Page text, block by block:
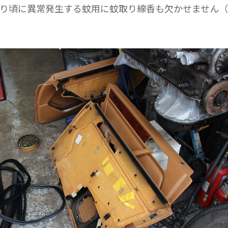
に異常発生する蚊用に蚊取り線香も欠かせません